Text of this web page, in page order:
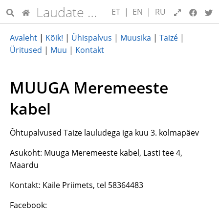
Laudate Dominum ET | EN | RU
Avaleht | Kõik! | Ühispalvus | Muusika | Taizé |
Üritused | Muu | Kontakt
MUUGA Meremeeste
kabel
Õhtupalvused Taize lauludega iga kuu 3. kolmapäev
Asukoht: Muuga Meremeeste kabel, Lasti tee 4,
Maardu
Kontakt: Kaile Priimets, tel 58364483
Facebook: